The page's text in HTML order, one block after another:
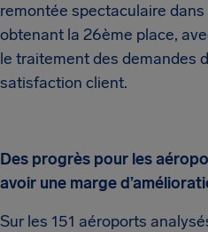
remontée spectaculaire
obtenant la 26ème place,
le traitement des demandes
satisfaction client.
Des progrès pour les
avoir une marge
Sur les 151 aéroports